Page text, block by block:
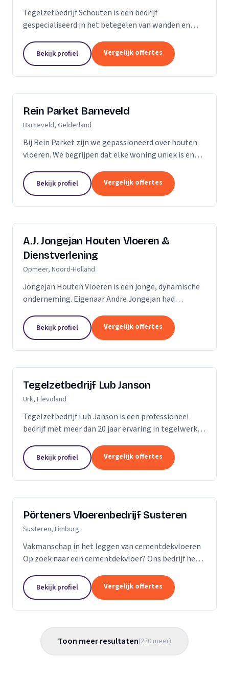
Tegelzetbedrijf Schouten is een bedrijf
gespecialiseerd in het betegelen van wanden en
bedrijven als particulieren. Nieuwbouw- of
renovatieprojecten,...
Bekijk profiel Vergelijk offertes
Rein Parket Barneveld
Barneveld, Gelderland
Bij Rein Parket zijn we gepassioneerd over houten
vloeren. We begrijpen dat elke woning uniek is en
past bij uw stijl en behoeften. Of u nu op zoek...
Bekijk profiel Vergelijk offertes
A.J. Jongejan Houten Vloeren &
Dienstverlening
Opmeer, Noord-Holland
Jongejan Houten Vloeren is een jonge, dynamische
onderneming. Eigenaar Andre Jongejan had
timmerbranche, toen hij in 2004 met zijn eigen
bedrijf van start ging....
Bekijk profiel Vergelijk offertes
Tegelzetbedrijf Lub Janson
Urk, Flevoland
Tegelzetbedrijf Lub Janson is een professioneel
bedrijf met meer dan 20 jaar ervaring in tegelwerk.
Bekijk profiel Vergelijk offertes
Pörteners Vloerenbedrijf Susteren
Susteren, Limburg
Vakmanschap in het leggen van cementdekvloeren
Op zoek naar een cementdekvloer? Ons bedrijf heeft
ervaring wat betreft woningbouw en utiliteitsbouw.
Bekijk profiel Vergelijk offertes
Toon meer resultaten(270 meer)